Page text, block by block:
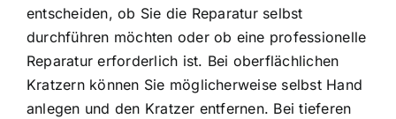
entscheiden, ob Sie die Reparatur selbst
durchführen möchten oder ob eine professionelle
Reparatur erforderlich ist. Bei oberflächlichen
Kratzern können Sie möglicherweise selbst Hand
anlegen und den Kratzer entfernen. Bei tieferen